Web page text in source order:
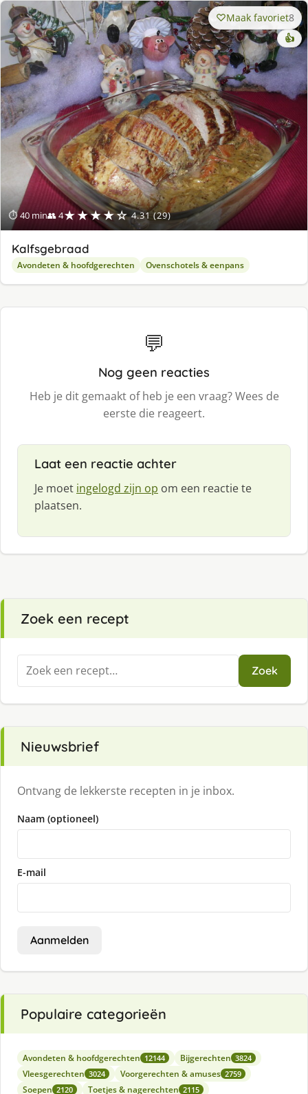
⏱ 40 min👥 4★★★★☆ 4.31 (29)
Maak favoriet8
👍
Kalfsgebraad
Avondeten & hoofdgerechten Ovenschotels & eenpans
💬
Nog geen reacties
Heb je dit gemaakt of heb je een vraag? Wees de
eerste die reageert.
Laat een reactie achter
Je moet ingelogd zijn op om een reactie te
plaatsen.
Zoek een recept
Zoeken
naar:
Zoek
Nieuwsbrief
Ontvang de lekkerste recepten in je inbox.
Naam (optioneel)
E-mail
Aanmelden
Populaire categorieën
Avondeten & hoofdgerechten 12144 Bijgerechten 3824
Vleesgerechten 3024 Voorgerechten & amuses 2759
Soepen 2120 Toetjes & nagerechten 2115